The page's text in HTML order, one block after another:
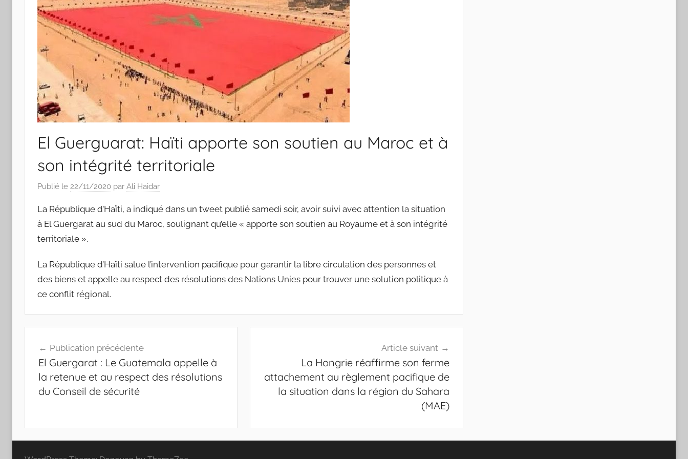
El Guerguarat: Haïti apporte son soutien au Maroc et à
son intégrité territoriale
Publié le 22/11/2020 par Ali Haidar
La République d’Haïti, a indiqué dans un tweet publié samedi soir, avoir suivi avec attention la situation
à El Guergarat au sud du Maroc, soulignant qu’elle « apporte son soutien au Royaume et à son intégrité
territoriale ».
La République d’Haïti salue l’intervention pacifique pour garantir la libre circulation des personnes et
des biens et appelle au respect des résolutions des Nations Unies pour trouver une solution politique à
ce conflit régional.
de
l’article
Publication précédente
El Guergarat : Le Guatemala appelle à
la retenue et au respect des résolutions
du Conseil de sécurité
Article suivant
La Hongrie réaffirme son ferme
attachement au règlement pacifique de
la situation dans la région du Sahara
(MAE)